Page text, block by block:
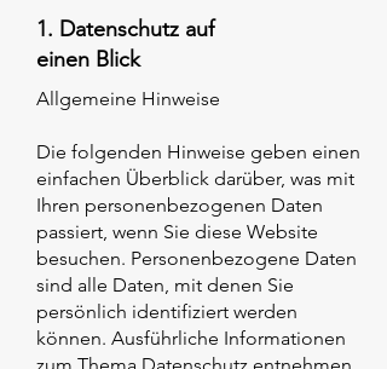
1. Datenschutz auf
einen Blick
Allgemeine Hinweise
Die folgenden Hinweise geben einen
einfachen Überblick darüber, was mit
Ihren personenbezogenen Daten
passiert, wenn Sie diese Website
besuchen. Personenbezogene Daten
sind alle Daten, mit denen Sie
persönlich identifiziert werden
können. Ausführliche Informationen